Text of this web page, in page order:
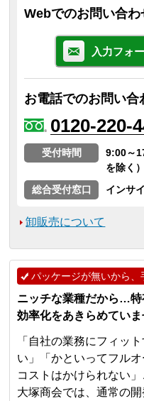
Webでのお問い合わ
入力フォ
お電話でのお問い合
0120-220-
受付時間
9:00～
を除く）
総合受付窓口
インサ
卸販売について
パッケージが無いから、
ニッチな業種だから…
効率化をあきらめていま
「自社の業務にフィッ
い」「かといってフル
コストはかけられない
大塚商会では、通常の